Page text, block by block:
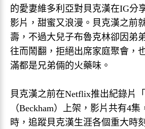
的愛妻維多利亞對貝克漢在IG分
影片，甜蜜又浪漫。貝克漢之前
壽，不過大兒子布魯克林卻因弟
往而鬧翻，拒絕出席家庭聚會，
滿都是兄弟倆的火藥味。
貝克漢之前在Netflix推出紀錄片「
（Beckham）上架，影片共有4
時，追蹤貝克漢生涯各個重大時